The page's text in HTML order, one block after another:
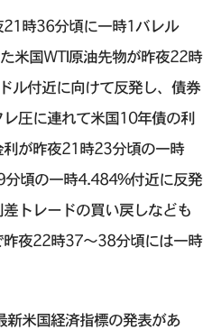
時36分頃に一時1バレル
米国WTI原油先物が昨夜22時
ル付近に向けて反発し、債券
圧に連れて米国10年債の利
が昨夜21時23分頃の一時
頃の一時4.484%付近に反発
トレードの買い戻しなども
夜22時37〜38分頃には一時
米国経済指標の発表があ